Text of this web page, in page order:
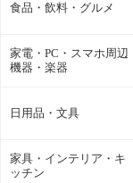
食品・飲料・グルメ
家電・PC・スマホ周辺
機器・楽器
日用品・文具
家具・インテリア・キ
ッチン